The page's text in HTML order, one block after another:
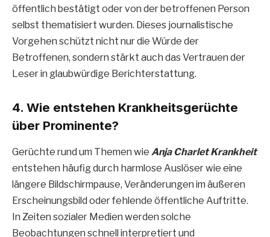
öffentlich bestätigt oder von der betroffenen Person
selbst thematisiert wurden. Dieses journalistische
Vorgehen schützt nicht nur die Würde der
Betroffenen, sondern stärkt auch das Vertrauen der
Leser in glaubwürdige Berichterstattung.
4. Wie entstehen Krankheitsgerüchte
über Prominente?
Gerüchte rund um Themen wie Anja Charlet Krankheit
entstehen häufig durch harmlose Auslöser wie eine
längere Bildschirmpause, Veränderungen im äußeren
Erscheinungsbild oder fehlende öffentliche Auftritte.
In Zeiten sozialer Medien werden solche
Beobachtungen schnell interpretiert und